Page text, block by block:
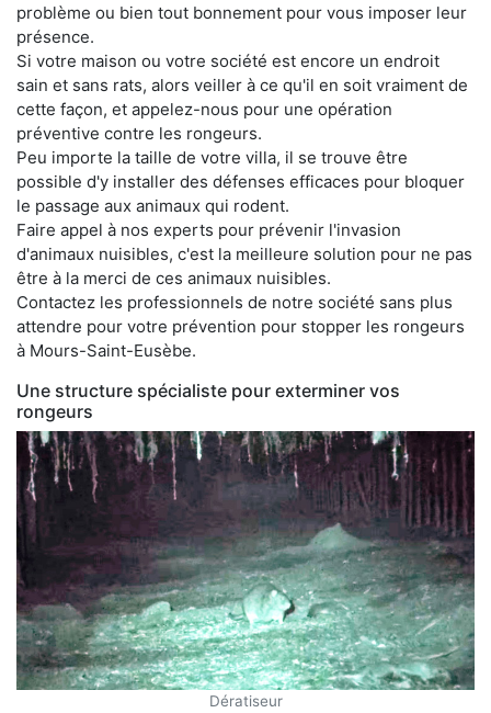
problème ou bien tout bonnement pour vous imposer leur
présence.
Si votre maison ou votre société est encore un endroit
sain et sans rats, alors veiller à ce qu'il en soit vraiment de
cette façon, et appelez-nous pour une opération
préventive contre les rongeurs.
Peu importe la taille de votre villa, il se trouve être
possible d'y installer des défenses efficaces pour bloquer
le passage aux animaux qui rodent.
Faire appel à nos experts pour prévenir l'invasion
d'animaux nuisibles, c'est la meilleure solution pour ne pas
être à la merci de ces animaux nuisibles.
Contactez les professionnels de notre société sans plus
attendre pour votre prévention pour stopper les rongeurs
à Mours-Saint-Eusèbe.
Une structure spécialiste pour exterminer vos
rongeurs
Dératiseur